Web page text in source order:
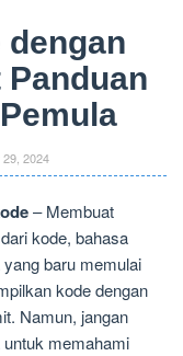
dengan
Panduan
2024
– Membuat
kode, bahasa
baru memulai
kode dengan
Namun, jangan
memahami